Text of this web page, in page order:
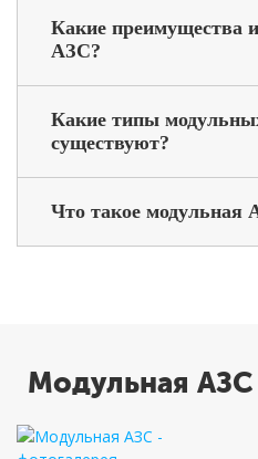
Какие преимущества
АЗС?
Какие типы
существуют?
Что такое модульная
Модульная АЗС